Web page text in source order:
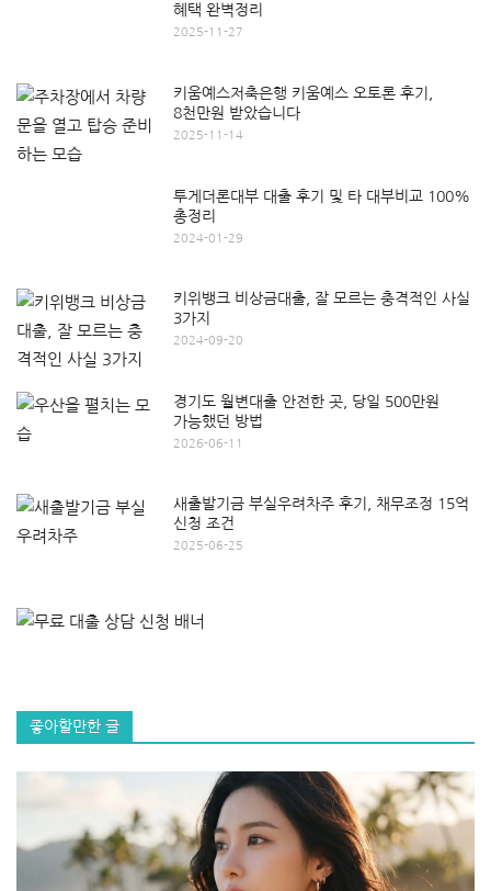
혜택 완벽정리
2025-11-27
키움예스저축은행 키움예스 오토론 후기,
8천만원 받았습니다
2025-11-14
투게더론대부 대출 후기 및 타 대부비교 100%
총정리
2024-01-29
키위뱅크 비상금대출, 잘 모르는 충격적인 사실
3가지
2024-09-20
경기도 월변대출 안전한 곳, 당일 500만원
가능했던 방법
2026-06-11
새출발기금 부실우려차주 후기, 채무조정 15억
신청 조건
2025-06-25
좋아할만한 글